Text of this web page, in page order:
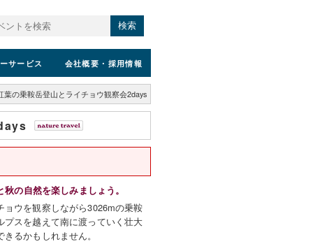
検索
サービス 会社概要 ・採用情報
葉の乗鞍岳登山とライチョウ観察会2days
の自然を楽しみましょう。
ウを観察しながら3026mの乗鞍
スを越えて南に渡っていく壮大
るかもしれません。